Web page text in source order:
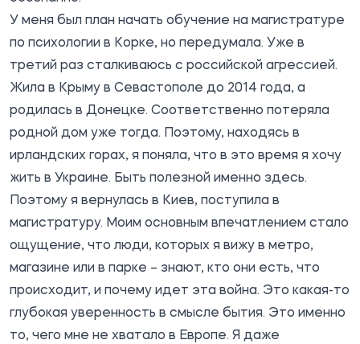
У меня был план начать обучение на магистратуре
по психологии в Корке, но передумала. Уже в
третий раз сталкиваюсь с российской агрессией.
Жила в Крыму в Севастополе до 2014 года, а
родилась в Донецке. Соответственно потеряла
родной дом уже тогда. Поэтому, находясь в
ирландских горах, я поняла, что в это время я хочу
жить в Украине. Быть полезной именно здесь.
Поэтому я вернулась в Киев, поступила в
магистратуру. Моим основным впечатлением стало
ощущение, что люди, которых я вижу в метро,
магазине или в парке – знают, кто они есть, что
происходит, и почему идет эта война. Это какая-то
глубокая уверенность в смысле бытия. Это именно
то, чего мне не хватало в Европе. Я даже